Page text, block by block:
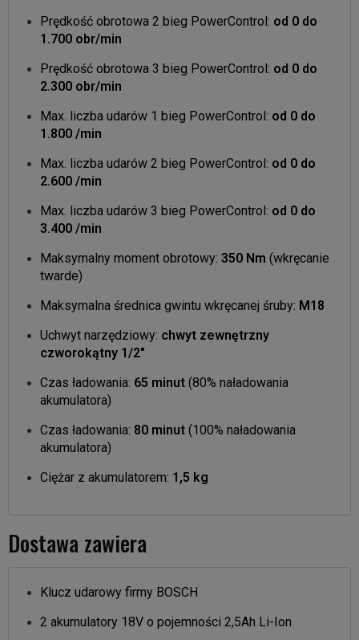
Prędkość obrotowa 2 bieg PowerControl: od 0 do
1.700 obr/min
Prędkość obrotowa 3 bieg PowerControl: od 0 do
2.300 obr/min
Max. liczba udarów 1 bieg PowerControl: od 0 do
1.800 /min
Max. liczba udarów 2 bieg PowerControl: od 0 do
2.600 /min
Max. liczba udarów 3 bieg PowerControl: od 0 do
3.400 /min
Maksymalny moment obrotowy: 350 Nm (wkręcanie
twarde)
Maksymalna średnica gwintu wkręcanej śruby: M18
Uchwyt narzędziowy: chwyt zewnętrzny
czworokątny 1/2"
Czas ładowania: 65 minut (80% naładowania
akumulatora)
Czas ładowania: 80 minut (100% naładowania
akumulatora)
Ciężar z akumulatorem: 1,5 kg
Dostawa zawiera
Klucz udarowy firmy BOSCH
2 akumulatory 18V o pojemności 2,5Ah Li-Ion